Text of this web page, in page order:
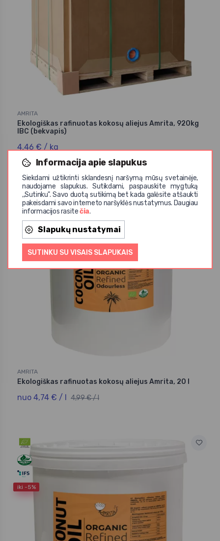
Informacija apie slapukus
Siekdami užtikrinti sklandesnį naršymą mūsų svetainėje,
naudojame slapukus. Sutikdami, paspauskite mygtuką
,,Sutinku". Savo duotą sutikimą bet kada galėsite atšaukti
pakeisdami savo interneto naršyklės nustatymus. Daugiau
informacijos rasitečia.
Slapukų nustatymai
SUTINKU SU VISAIS SLAPUKAIS
AMRITA
Ekologiškas rafinuotas kokosų aliejus Amrita, 920kg
IBC (bekvapis)
4,46 € / kg
iki -5%
AMRITA
Ekologiškas rafinuotas kokosų aliejus Amrita, 20 l
nuo 4,74 € / l 4,99 € / l
iki -5%